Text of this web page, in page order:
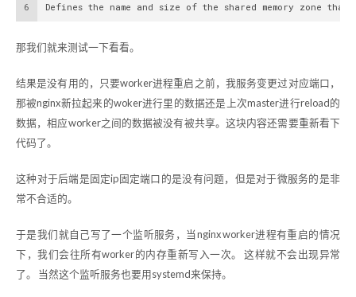
6
Defines the name and size of the shared memory zone
那我们就来测试一下看看。
结果是没有用的，只要worker进程重启之前，我服务变更过对应端口，
那被nginx新拉起来的woker进行里的数据还是上次master进行reload的
数据，相应worker之间的数据被没有被共享。这块内容还需要重新看下
代码了。
这种对于后端是固定ip固定端口的是没有问题，但是对于微服务的是非
常不合适的。
于是我们就自己写了一个监听服务，当nginx worker进程有重启的情况
下，我们会往所有worker的内存重新写入一次。 这样就不会出现异常
了。 当然这个监听服务也要用systemd来保持。